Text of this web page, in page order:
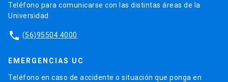
Teléfono para comunicarse con las distintas áreas de la
Universidad.
phone (56)95504 4000
EMERGENCIAS UC
Teléfono en caso de accidente o situación que ponga en